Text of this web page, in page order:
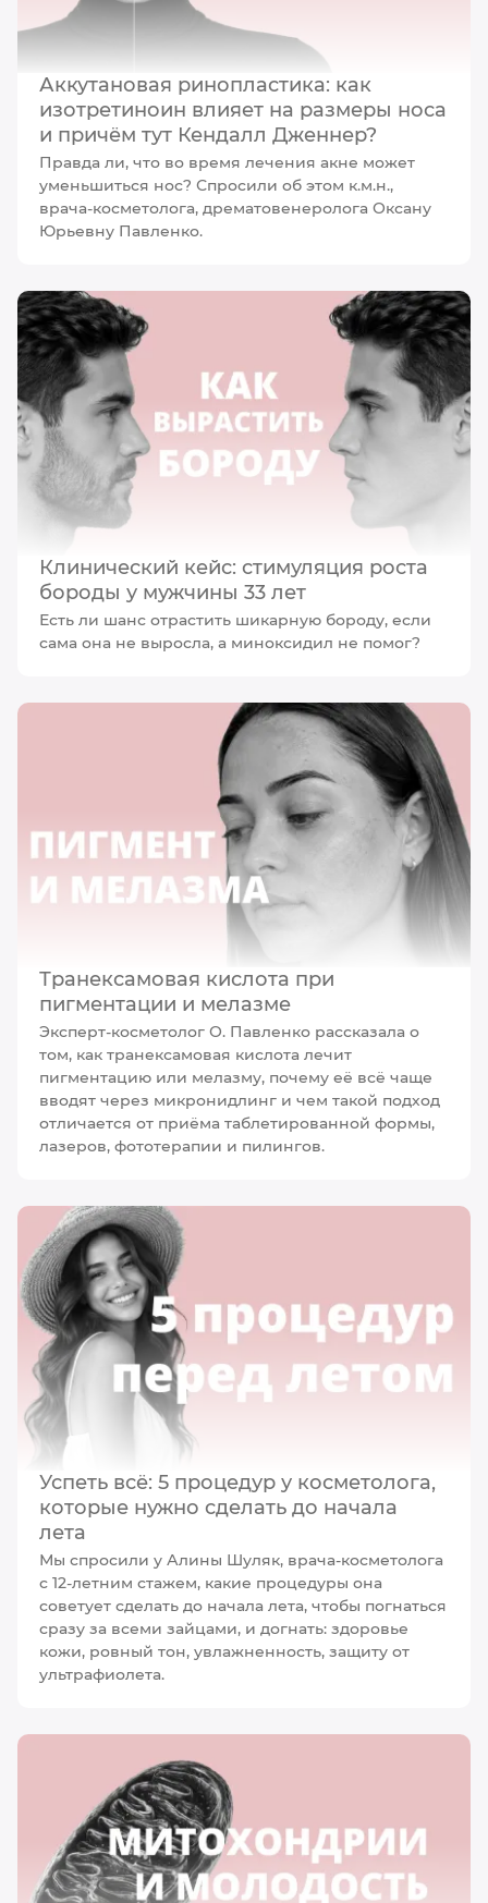
Аккутановая ринопластика: как
изотретиноин влияет на размеры носа
и причём тут Кендалл Дженнер?
Правда ли, что во время лечения акне может
уменьшиться нос? Спросили об этом к.м.н.,
врача-косметолога, дрематовенеролога Оксану
Юрьевну Павленко.
Клинический кейс: стимуляция роста
бороды у мужчины 33 лет
Есть ли шанс отрастить шикарную бороду, если
сама она не выросла, а миноксидил не помог?
Транексамовая кислота при
пигментации и мелазме
Эксперт-косметолог О. Павленко рассказала о
том, как транексамовая кислота лечит
пигментацию или мелазму, почему её всё чаще
вводят через микронидлинг и чем такой подход
отличается от приёма таблетированной формы,
лазеров, фототерапии и пилингов.
Успеть всё: 5 процедур у косметолога,
которые нужно сделать до начала
лета
Мы спросили у Алины Шуляк, врача-косметолога
с 12-летним стажем, какие процедуры она
советует сделать до начала лета, чтобы погнаться
сразу за всеми зайцами, и догнать: здоровье
кожи, ровный тон, увлажненность, защиту от
ультрафиолета.